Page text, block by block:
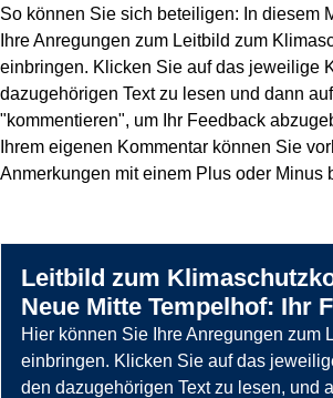
So können Sie sich beteiligen: In diesem
Ihre Anregungen zum Leitbild zum
einbringen. Klicken Sie auf das jeweilige
dazugehörigen Text zu lesen und dann
"kommentieren", um Ihr Feedback
Ihrem eigenen Kommentar können Sie
Anmerkungen mit einem Plus oder Minus
Leitbild zum
Neue Mitte Tempelhof: Ihr
Hier können Sie Ihre Anregungen zum
einbringen. Klicken Sie auf das
den dazugehörigen Text zu lesen, und